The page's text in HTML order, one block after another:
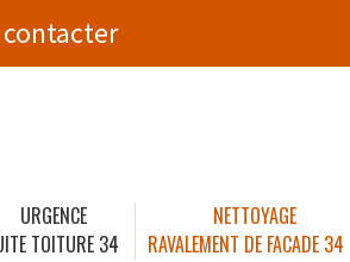
contacter
URGENCE
TOITURE 34
NETTOYAGE
RAVALEMENT DE FACADE 34